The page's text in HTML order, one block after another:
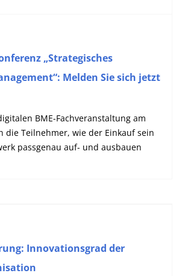
„Strategisches
Melden Sie sich jetzt
BME-Fachveranstaltung am
die Teilnehmer, wie der Einkauf sein
passgenau auf- und ausbauen
Innovationsgrad der